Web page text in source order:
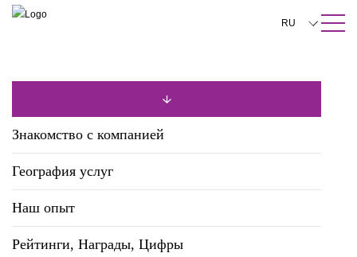
ПОИСК ПО САЙТУ Закрыть
RU
한국어
Deutsch
Знакомство с компанией
География услуг
Наш опыт
Рейтинги, Награды, Цифры